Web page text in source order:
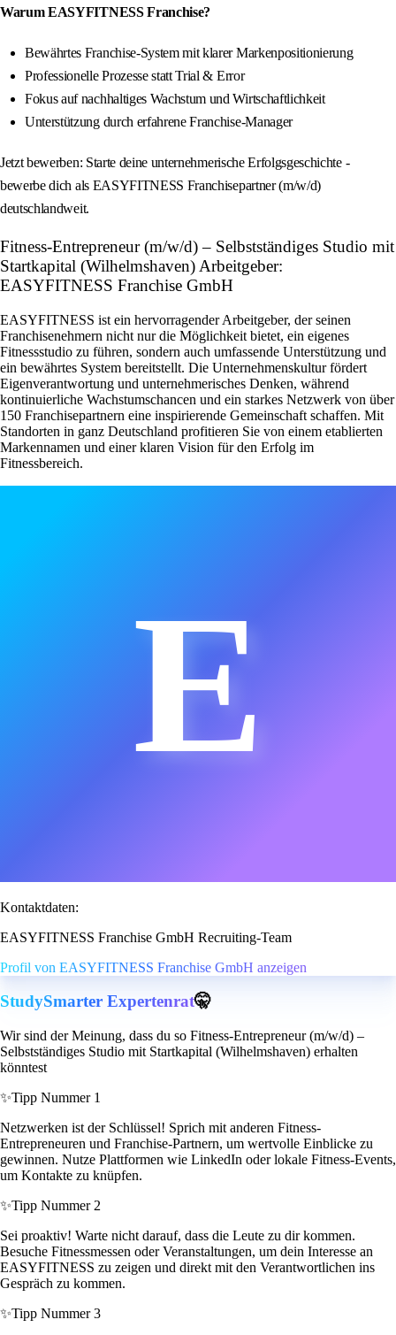
Warum EASYFITNESS Franchise?
Bewährtes Franchise-System mit klarer Markenpositionierung
Professionelle Prozesse statt Trial & Error
Fokus auf nachhaltiges Wachstum und Wirtschaftlichkeit
Unterstützung durch erfahrene Franchise-Manager
Jetzt bewerben: Starte deine unternehmerische Erfolgsgeschichte -
bewerbe dich als EASYFITNESS Franchisepartner (m/w/d)
deutschlandweit.
Fitness-Entrepreneur (m/w/d) – Selbstständiges Studio mit
Startkapital (Wilhelmshaven) Arbeitgeber:
EASYFITNESS Franchise GmbH
EASYFITNESS ist ein hervorragender Arbeitgeber, der seinen
Franchisenehmern nicht nur die Möglichkeit bietet, ein eigenes
Fitnessstudio zu führen, sondern auch umfassende Unterstützung und
ein bewährtes System bereitstellt. Die Unternehmenskultur fördert
Eigenverantwortung und unternehmerisches Denken, während
kontinuierliche Wachstumschancen und ein starkes Netzwerk von über
150 Franchisepartnern eine inspirierende Gemeinschaft schaffen. Mit
Standorten in ganz Deutschland profitieren Sie von einem etablierten
Markennamen und einer klaren Vision für den Erfolg im
Fitnessbereich.
E
Kontaktdaten:
EASYFITNESS Franchise GmbH Recruiting-Team
Profil von EASYFITNESS Franchise GmbH anzeigen
StudySmarter Expertenrat🤫
Wir sind der Meinung, dass du so Fitness-Entrepreneur (m/w/d) –
Selbstständiges Studio mit Startkapital (Wilhelmshaven) erhalten
könntest
✨Tipp Nummer 1
Netzwerken ist der Schlüssel! Sprich mit anderen Fitness-
Entrepreneuren und Franchise-Partnern, um wertvolle Einblicke zu
gewinnen. Nutze Plattformen wie LinkedIn oder lokale Fitness-Events,
um Kontakte zu knüpfen.
✨Tipp Nummer 2
Sei proaktiv! Warte nicht darauf, dass die Leute zu dir kommen.
Besuche Fitnessmessen oder Veranstaltungen, um dein Interesse an
EASYFITNESS zu zeigen und direkt mit den Verantwortlichen ins
Gespräch zu kommen.
✨Tipp Nummer 3